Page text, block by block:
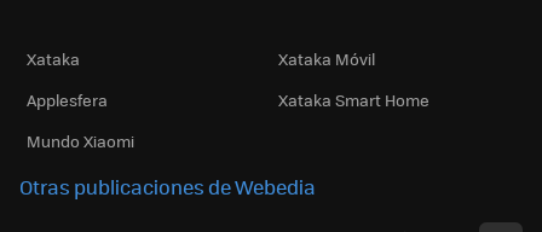
Xataka
Xataka Móvil
Applesfera
Xataka Smart Home
Mundo Xiaomi
Otras publicaciones de Webedia